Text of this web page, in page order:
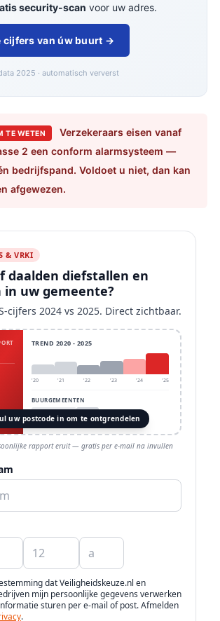
security-scan voor uw adres.
cijfers van úw buurt →
2025 · automatisch ververst
TE WETEN
Verzekeraars eisen vanaf
2 een conform alarmsysteem —
bedrijfspand. Voldoet u niet, dan kan
afgewezen.